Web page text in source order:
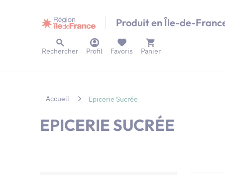
Produit en Île-de-
Rechercher Profil Panier
Favoris
Accueil Epicerie Sucrée
EPICERIE SUCRÉE